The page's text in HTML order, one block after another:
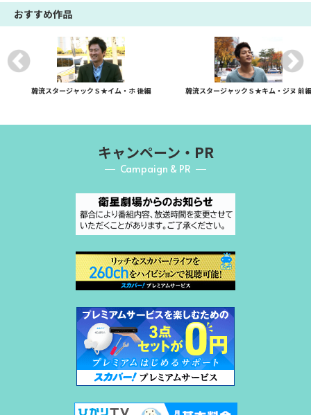
おすすめ作品
韓流スタージャックＳ★イム・ホ 後編 韓流スタージャックＳ★キム・ジヌ 前編
キャンペーン・PR
Campaign & PR